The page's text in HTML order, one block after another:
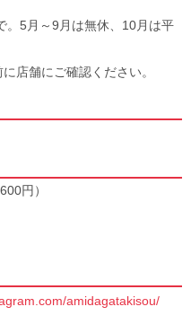
。5月～9月は無休、10月は平
店舗にご確認ください。
円）
amidagatakisou/